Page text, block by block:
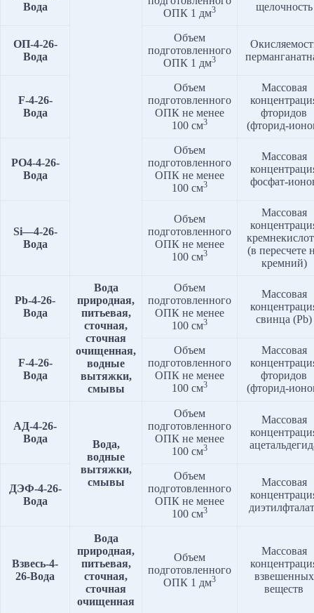
Вода
ОПК 1 дм3
щелочность
ОП-4-26-
Вода
Объем
подготовленного
ОПК 1 дм3
F-4-26-
Вода
Объем
подготовленного
ОПК не менее
100 см3
Массовая
фторидов
(фторид-
PO4-4-26-
Вода
Объем
подготовленного
ОПК не менее
100 см3
Массовая
фосфат-
Si—4-26-
Вода
Объем
подготовленного
ОПК не менее
100 см3
Массовая
(в пересчете
кремний)
Pb-4-26-
Вода
Вода
природная,
питьевая,
сточная,
сточная
очищенная,
водные
вытяжки,
смывы
Объем
подготовленного
ОПК не менее
100 см3
Массовая
свинца (Pb)
F-4-26-
Вода
Объем
подготовленного
ОПК не менее
100 см3
Массовая
фторидов
(фторид-
АД-4-26-
Вода
Вода,
водные
вытяжки,
смывы
Объем
подготовленного
ОПК не менее
100 см3
Массовая
ДЭФ-4-26-
Вода
Объем
подготовленного
ОПК не менее
100 см3
Массовая
Взвесь-4-
26-Вода
Вода
природная,
питьевая,
сточная,
сточная
очищенная
Объем
подготовленного
ОПК 1 дм3
Массовая
взвешенных
веществ